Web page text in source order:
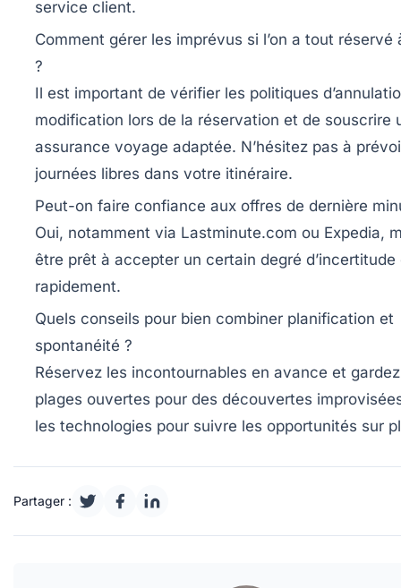
service client.
Comment gérer les imprévus si l’on a tout réservé
?
Il est important de vérifier les politiques
modification lors de la réservation et de souscrire
assurance voyage adaptée. N’hésitez pas à
journées libres dans votre itinéraire.
Peut-on faire confiance aux offres de dernière
Oui, notamment via Lastminute.com ou Expedia,
être prêt à accepter un certain degré d’incertitude
rapidement.
Quels conseils pour bien combiner planification et
spontanéité ?
Réservez les incontournables en avance et
plages ouvertes pour des découvertes
les technologies pour suivre les opportunités sur
Partager :